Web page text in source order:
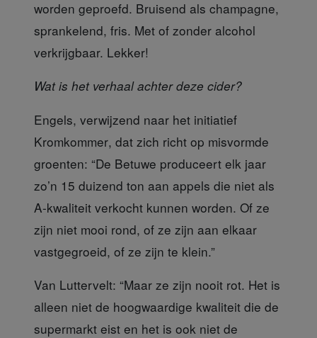
worden geproefd. Bruisend als champagne,
sprankelend, fris. Met of zonder alcohol
verkrijgbaar. Lekker!
Wat is het verhaal achter deze cider?
Engels, verwijzend naar het initiatief
Kromkommer, dat zich richt op misvormde
groenten: “De Betuwe produceert elk jaar
zo’n 15 duizend ton aan appels die niet als
A-kwaliteit verkocht kunnen worden. Of ze
zijn niet mooi rond, of ze zijn aan elkaar
vastgegroeid, of ze zijn te klein.”
Van Luttervelt: “Maar ze zijn nooit rot. Het is
alleen niet de hoogwaardige kwaliteit die de
supermarkt eist en het is ook niet de